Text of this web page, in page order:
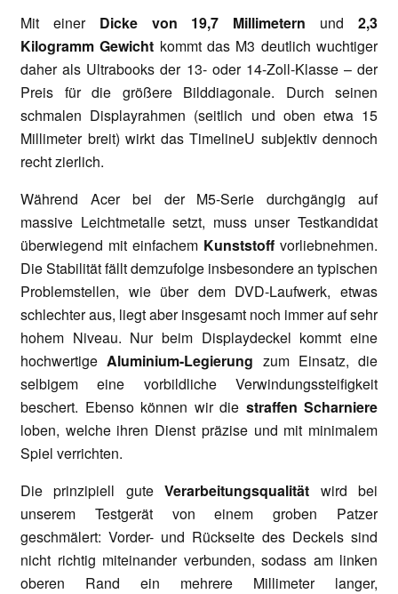
Mit einer Dicke von 19,7 Millimetern und2,3
Kilogramm Gewicht kommt das M3 deutlich wuchtiger
daher als Ultrabooks der 13- oder 14-Zoll-Klasse – der
Preis für die größere Bilddiagonale. Durch seinen
schmalen Displayrahmen (seitlich und oben etwa 15
Millimeter breit) wirkt das TimelineU subjektiv dennoch
recht zierlich.
Während Acer bei der M5-Serie durchgängig auf
massive Leichtmetalle setzt, muss unser Testkandidat
überwiegend mit einfachem Kunststoff vorliebnehmen.
Die Stabilität fällt demzufolge insbesondere an typischen
Problemstellen, wie über dem DVD-Laufwerk, etwas
schlechter aus, liegt aber insgesamt noch immer auf sehr
hohem Niveau. Nur beim Displaydeckel kommt eine
hochwertige Aluminium-Legierung zum Einsatz, die
selbigem eine vorbildliche Verwindungssteifigkeit
beschert. Ebenso können wir die straffen Scharniere
loben, welche ihren Dienst präzise und mit minimalem
Spiel verrichten.
Die prinzipiell guteVerarbeitungsqualität wird bei
unserem Testgerät von einem groben Patzer
geschmälert: Vorder- und Rückseite des Deckels sind
nicht richtig miteinander verbunden, sodass am linken
oberen Rand ein mehrere Millimeter langer,